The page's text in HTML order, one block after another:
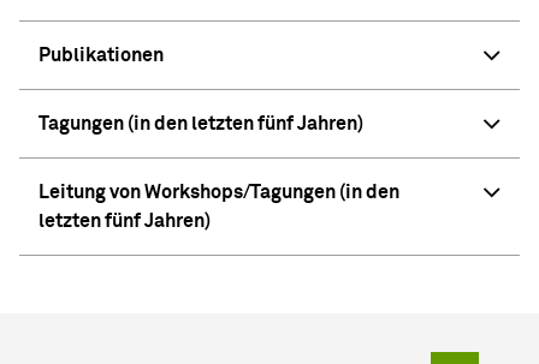
Publikationen
Tagungen (in den letzten fünf Jahren)
Leitung von Workshops/Tagungen (in den
letzten fünf Jahren)